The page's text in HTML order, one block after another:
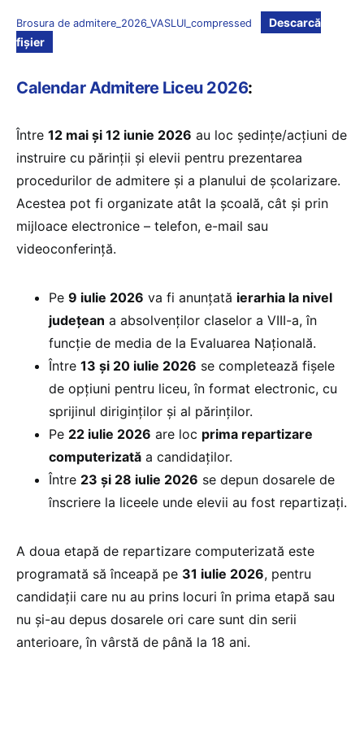
Brosura de admitere_2026_VASLUI_compressed
Descarcă
fișier
Calendar Admitere Liceu 2026:
Între 12 mai și 12 iunie 2026 au loc ședinţe/acțiuni de
instruire cu părinţii şi elevii pentru prezentarea
procedurilor de admitere şi a planului de școlarizare.
Acestea pot fi organizate atât la școală, cât și prin
mijloace electronice – telefon, e-mail sau
videoconferință.
Pe 9 iulie 2026 va fi anunţată ierarhia la nivel
judeţean a absolvenţilor claselor a VIII-a, în
funcție de media de la Evaluarea Națională.
Între 13 și 20 iulie 2026 se completează fișele
de opțiuni pentru liceu, în format electronic, cu
sprijinul diriginților și al părinților.
Pe 22 iulie 2026 are loc prima repartizare
computerizată a candidaților.
Între 23 și 28 iulie 2026 se depun dosarele de
înscriere la liceele unde elevii au fost repartizați.
A doua etapă de repartizare computerizată este
programată să înceapă pe 31 iulie 2026, pentru
candidații care nu au prins locuri în prima etapă sau
nu și-au depus dosarele ori care sunt din serii
anterioare, în vârstă de până la 18 ani.